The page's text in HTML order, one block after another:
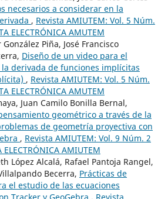
necesarios a considerar en la
, Revista AMIUTEM: Vol. 5 Núm.
ELECTRÓNICA AMUTEM
González Piña, José Francisco
Diseño de un video para el
derivada de funciones implícitas
, Revista AMIUTEM: Vol. 5 Núm.
ELECTRÓNICA AMUTEM
Juan Camilo Bonilla Bernal,
geométrico a través de la
de geometría proyectiva con
, Revista AMIUTEM: Vol. 9 Núm. 2
ELECTRÓNICA AMIUTEM
López Alcalá, Rafael Pantoja Rangel,
Becerra, Prácticas de
el estudio de las ecuaciones